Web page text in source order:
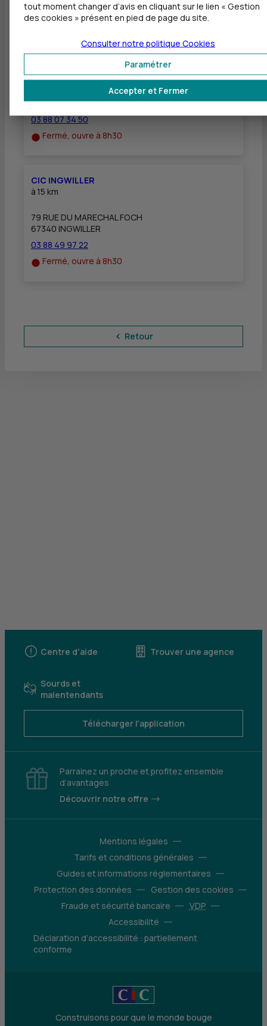
Autres agences les plus proches
CIC HAGUENAU - HAGUENAU OUEST
28 ROUTE DE BITCHE
67500 HAGUENAU
03 88 07 34 50
Fermé, ouvre à 8h30
CIC INGWILLER
à 15 km
79 RUE DU MARECHAL FOCH
67340 INGWILLER
03 88 49 97 22
Fermé, ouvre à 8h30
Retour
Centre d'aide Trouver une agence
Sourds et
malentendants
Télécharger l'application
Parrainez un proche et profitez ensemble
d’avantages
Découvrir notre offre
Mentions légales
Tarifs et conditions générales
Guides et informations réglementaires
Protection des données
Gestion des cookies
Fraude et sécurité bancaire
VDP
Accessibilité
Déclaration d’accessibilité : partiellement
conforme
Construisons pour que le monde bouge
tout moment changer d’avis en cliquant sur le lien « Gestion
des cookies » présent en pied de page du site.
Accepter et Fermer
Paramétrer
Consulter notre politique Cookies